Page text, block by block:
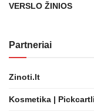
VERSLO ŽINIOS
Partneriai
Zinoti.lt
Kosmetika |